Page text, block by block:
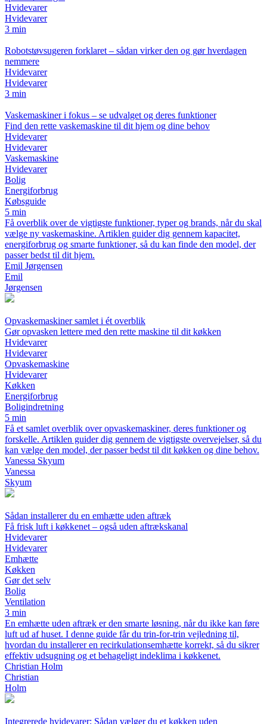
Hvidevarer
Hvidevarer
3 min
Robotstøvsugeren forklaret – sådan virker den og gør hverdagen
nemmere
Hvidevarer
Hvidevarer
3 min
Vaskemaskiner i fokus – se udvalget og deres funktioner
Find den rette vaskemaskine til dit hjem og dine behov
Hvidevarer
Hvidevarer
Vaskemaskine
Hvidevarer
Bolig
Energiforbrug
Købsguide
5 min
Få overblik over de vigtigste funktioner, typer og brands, når du skal
vælge ny vaskemaskine. Artiklen guider dig gennem kapacitet,
energiforbrug og smarte funktioner, så du kan finde den model, der
passer bedst til dit hjem.
Emil Jørgensen
Emil
Jørgensen
Opvaskemaskiner samlet i ét overblik
Gør opvasken lettere med den rette maskine til dit køkken
Hvidevarer
Hvidevarer
Opvaskemaskine
Hvidevarer
Køkken
Energiforbrug
Boligindretning
5 min
Få et samlet overblik over opvaskemaskiner, deres funktioner og
forskelle. Artiklen guider dig gennem de vigtigste overvejelser, så du
kan vælge den model, der passer bedst til dit køkken og dine behov.
Vanessa Skyum
Vanessa
Skyum
Sådan installerer du en emhætte uden aftræk
Få frisk luft i køkkenet – også uden aftrækskanal
Hvidevarer
Hvidevarer
Emhætte
Køkken
Gør det selv
Bolig
Ventilation
3 min
En emhætte uden aftræk er den smarte løsning, når du ikke kan føre
luft ud af huset. I denne guide får du trin-for-trin vejledning til,
hvordan du installerer en recirkulationsemhætte korrekt, så du sikrer
effektiv udsugning og et behageligt indeklima i køkkenet.
Christian Holm
Christian
Holm
Integrerede hvidevarer: Sådan vælger du et køkken uden